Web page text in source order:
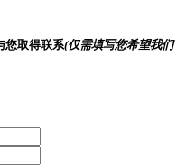
您取得联系(仅需填写您希望我们